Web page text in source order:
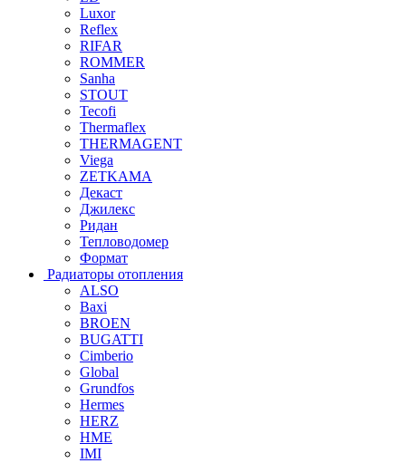
Luxor
Reflex
RIFAR
ROMMER
Sanha
STOUT
Tecofi
Thermaflex
THERMAGENT
Viega
ZETKAMA
Декаст
Джилекс
Ридан
Тепловодомер
Формат
Радиаторы отопления
ALSO
Baxi
BROEN
BUGATTI
Cimberio
Global
Grundfos
Hermes
HERZ
HME
IMI